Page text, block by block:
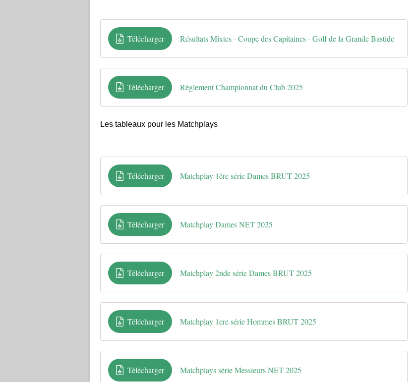
Télécharger Résultats Mixtes - Coupe des Capitaines - Golf de la Grande Bastide
Télécharger Règlement Championnat du Club 2025
Les tableaux pour les Matchplays
Télécharger Matchplay 1ère série Dames BRUT 2025
Télécharger Matchplay Dames NET 2025
Télécharger Matchplay 2nde série Dames BRUT 2025
Télécharger Matchplay 1ere série Hommes BRUT 2025
Télécharger Matchplays série Messieurs NET 2025